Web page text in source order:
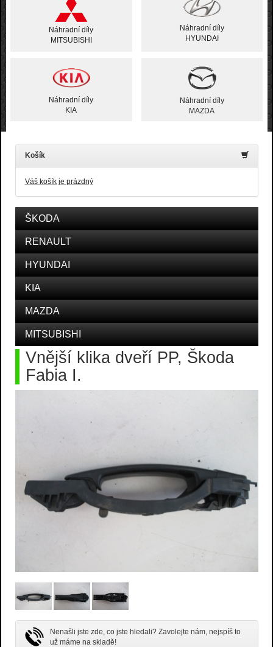
Náhradní díly
MITSUBISHI
Náhradní díly
HYUNDAI
Náhradní díly
KIA
Náhradní díly
MAZDA
Košík
Váš košík je prázdný
ŠKODA
RENAULT
HYUNDAI
KIA
MAZDA
MITSUBISHI
Vnější klika dveří PP, Škoda
Fabia I.
Nenašli jste zde, co jste hledali? Zavolejte nám, nejspíš to
už máme na skladě!